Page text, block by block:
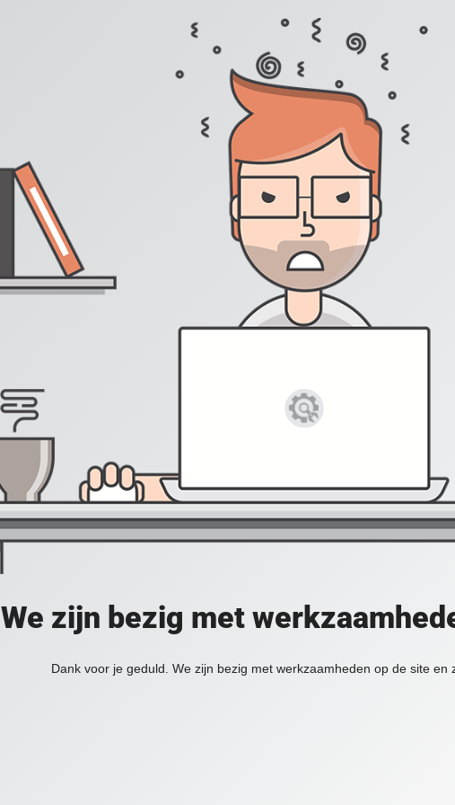
We zijn bezig met
Dank voor je geduld. We zijn bezig met werkzaamheden op de site en